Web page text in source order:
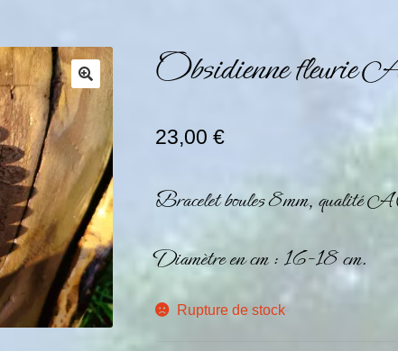
Obsidienne fleurie
23,00 €
Bracelet boules 8mm, qualité
Diamètre en cm : 16-18 cm.
Rupture de stock